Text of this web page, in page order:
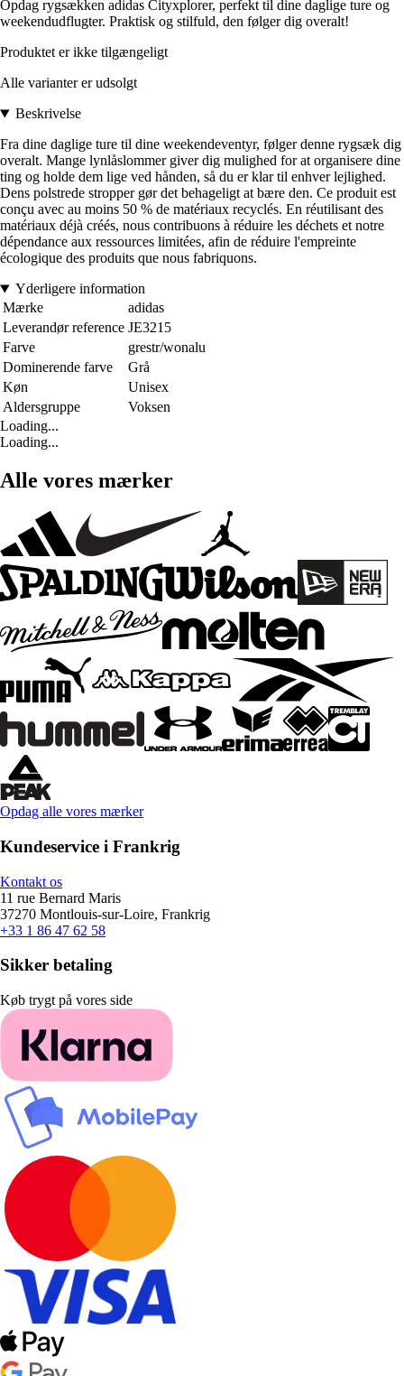
Opdag rygsækken adidas Cityxplorer, perfekt til dine daglige ture og
weekendudflugter. Praktisk og stilfuld, den følger dig overalt!
Produktet er ikke tilgængeligt
Alle varianter er udsolgt
Beskrivelse
Fra dine daglige ture til dine weekendeventyr, følger denne rygsæk dig
overalt. Mange lynlåslommer giver dig mulighed for at organisere dine
ting og holde dem lige ved hånden, så du er klar til enhver lejlighed.
Dens polstrede stropper gør det behageligt at bære den. Ce produit est
conçu avec au moins 50 % de matériaux recyclés. En réutilisant des
matériaux déjà créés, nous contribuons à réduire les déchets et notre
dépendance aux ressources limitées, afin de réduire l'empreinte
écologique des produits que nous fabriquons.
Yderligere information
Mærke
adidas
Leverandør reference JE3215
Farve
grestr/wonalu
Dominerende farve
Grå
Køn
Unisex
Aldersgruppe
Voksen
Loading...
Loading...
Alle vores mærker
Opdag alle vores mærker
Kundeservice i Frankrig
Kontakt os
11 rue Bernard Maris
37270 Montlouis-sur-Loire, Frankrig
+33 1 86 47 62 58
Sikker betaling
Køb trygt på vores side